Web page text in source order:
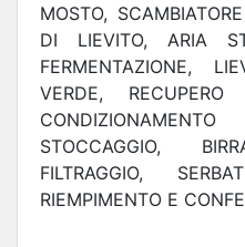
MOSTO,
DI LIEVITO, ARIA
FERMENTAZIONE,
VERDE,
STOCCAGGIO,
FILTRAGGIO,
RIEMPIMENTO E